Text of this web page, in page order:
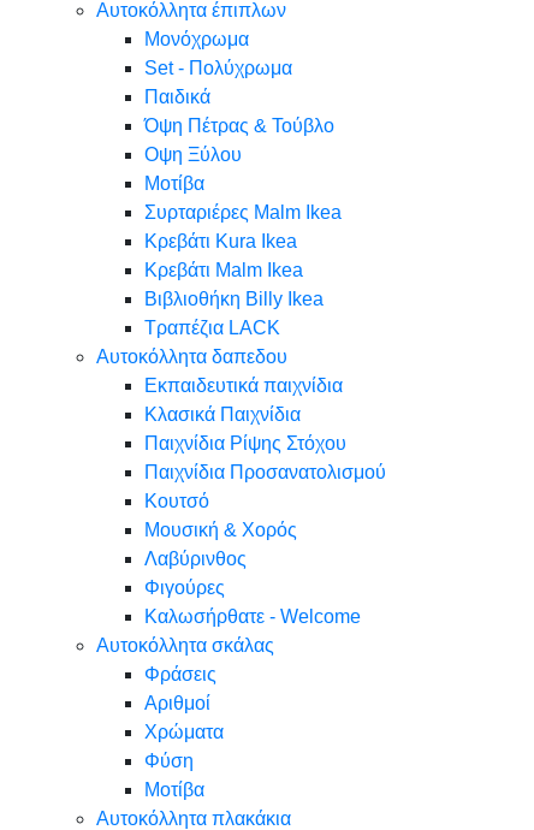
Αυτοκόλλητα έπιπλων
Μονόχρωμα
Set - Πολύχρωμα
Παιδικά
Όψη Πέτρας & Τούβλο
Oψη Ξύλου
Μοτίβα
Συρταριέρες Malm Ikea
Κρεβάτι Kura Ikea
Κρεβάτι Malm Ikea
Βιβλιοθήκη Billy Ikea
Τραπέζια LACK
Αυτοκόλλητα δαπεδου
Εκπαιδευτικά παιχνίδια
Κλασικά Παιχνίδια
Παιχνίδια Ρίψης Στόχου
Παιχνίδια Προσανατολισμού
Κουτσό
Μουσική & Χορός
Λαβύρινθος
Φιγούρες
Καλωσήρθατε - Welcome
Αυτοκόλλητα σκάλας
Φράσεις
Αριθμοί
Χρώματα
Φύση
Μοτίβα
Αυτοκόλλητα πλακάκια